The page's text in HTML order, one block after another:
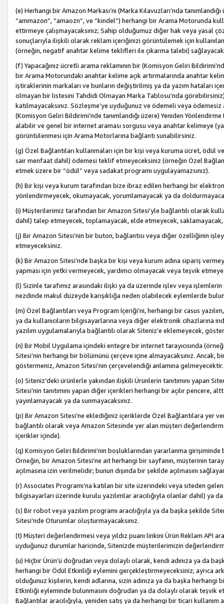
(e) Herhangi bir Amazon Markası’nı (Marka Kılavuzları’nda
“ammazon”, “amaozn”, ve “kindel”) herhangi bir Arama Motorunda
ettirmeye çalışmayacaksınız; Sahip olduğumuz diğer hak veya yasal
sonuçlarıyla ilişkili olarak reklam içeriğinizi görüntülemek için
(örneğin, negatif anahtar kelime teklifleri ile çıkarma talebi)
(f) Yapacağınız ücretli arama reklamının bir (Komisyon Geliri
bir Arama Motorundaki anahtar kelime açık artırmalarında anahtar
iştiraklerinin markaları ve bunların değiştirilmiş ya da yazım hataları
olmayan bir listesini Tahdidi Olmayan Marka Tablosu’nda
katılmayacaksınız. Sözleşme’ye uyduğunuz ve ödemeli veya
(Komisyon Geliri Bildirimi’nde tanımlandığı üzere) Yeniden
alabilir ve genel bir internet araması sorgusu veya anahtar kelimeye
görüntülenmesi için Arama Motorlarına bağlantı sunabilirsiniz.
(g) Özel Bağlantıları kullanmaları için bir kişi veya kuruma ücret, ödül
sair menfaat dahil) ödemesi teklif etmeyeceksiniz (örneğin Özel
etmek üzere bir “ödül” veya sadakat programı uygulayamazsınız).
(h) Bir kişi veya kurum tarafından bize ibraz edilen herhangi bir
yönlendirmeyecek, okumayacak, yorumlamayacak ya da
(i) Müşterilerimiz tarafından bir Amazon Sitesi’yle bağlantılı olarak
dahil) talep etmeyecek, toplamayacak, elde etmeyecek,
(j) Bir Amazon Sitesi’nin bir buton, bağlantısı veya diğer özelliğinin
etmeyeceksiniz.
(k) Bir Amazon Sitesi’nde başka bir kişi veya kurum adına sipariş
yapması için yetki vermeyecek, yardımcı olmayacak veya teşvik
(l) Sizinle tarafımız arasındaki ilişki ya da üzerinde işlev veya
nezdinde makul düzeyde karışıklığa neden olabilecek eylemlerde
(m) Özel Bağlantıları veya Program İçeriği’ni, herhangi bir casus
ya da kullanıcıların bilgisayarlarına veya diğer elektronik
yazılım uygulamalarıyla bağlantılı olarak Siteniz’e eklemeyecek,
(n) Bir Mobil Uygulama içindeki entegre bir internet tarayıcısında
Sitesi’nin herhangi bir bölümünü çerçeve içine almayacaksınız. Ancak,
göstermeniz, Amazon Sitesi’nin çerçevelendiği anlamına gelmeyecektir.
(o) Siteniz’deki ürünlerle yakından ilişkili Ürünlerin tanıtımını yapan
Sitesi’nin tanıtımını yapan diğer içerikleri herhangi bir açılır pencere,
yayınlamayacak ya da sunmayacaksınız.
(p) Bir Amazon Sitesi’ne eklediğiniz içeriklerde Özel Bağlantılara yer
bağlantılı olarak veya Amazon Sitesinde yer alan müşteri
içerikler içinde).
(q) Komisyon Geliri Bildirimi’nin boşluklarından yararlanma
Örneğin, bir Amazon Sitesi’ne ait herhangi bir sayfanın, müşterinin
açılmasına izin verilmelidir; bunun dışında bir şekilde açılmasını
(r) Associates Programı’na katılan bir site üzerindeki veya siteden
bilgisayarları üzerinde kurulu yazılımlar aracılığıyla olanlar dahil) ya
(s) Bir robot veya yazılım programı aracılığıyla ya da başka şekilde
Sitesi’nde Oturumlar oluşturmayacaksınız.
(t) Müşteri değerlendirmesi veya yıldız puanı linkini Ürün Reklam API
uyduğunuz durumlar haricinde, Sitenizde müşterilerimizin
(u) Hiçbir Ürün’ü doğrudan veya dolaylı olarak, kendi adınıza ya da
herhangi bir Ödül Etkinliği eylemini gerçekleştirmeyeceksiniz; ayrıca
olduğunuz kişilerin, kendi adlarına, sizin adınıza ya da başka herhangi
Etkinliği eyleminde bulunmasını doğrudan ya da dolaylı olarak teşvik
Bağlantılar aracılığıyla, yeniden satış ya da herhangi bir ticari